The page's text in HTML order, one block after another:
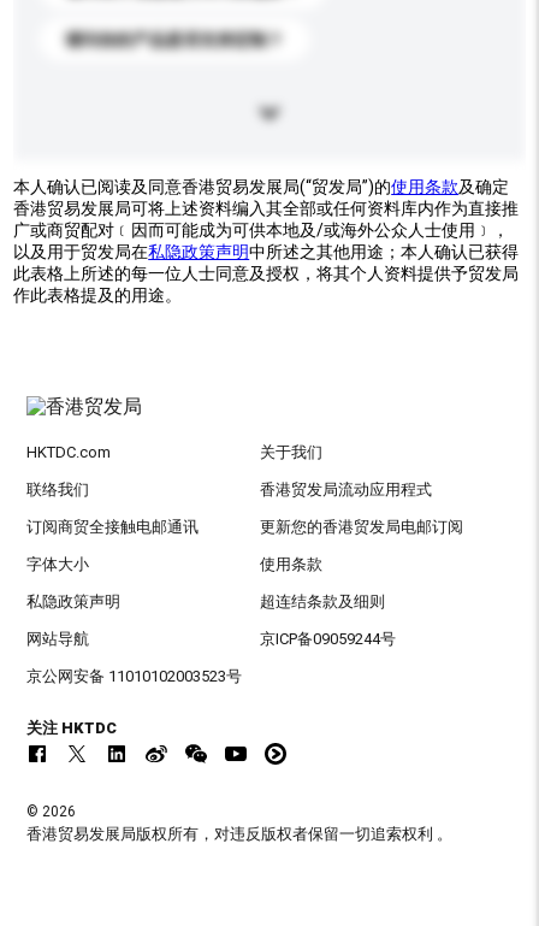
请问你的产品是否支持定制？
本人确认已阅读及同意香港贸易发展局(“贸发局”)的使用条款及确定
香港贸易发展局可将上述资料编入其全部或任何资料库内作为直接推
广或商贸配对﹝因而可能成为可供本地及/或海外公众人士使用﹞，
以及用于贸发局在私隐政策声明中所述之其他用途；本人确认已获得
此表格上所述的每一位人士同意及授权，将其个人资料提供予贸发局
作此表格提及的用途。
HKTDC.com 关于我们
联络我们 香港贸发局流动应用程式
订阅商贸全接触电邮通讯 更新您的香港贸发局电邮订阅
字体大小 使用条款
私隐政策声明 超连结条款及细则
网站导航 京ICP备09059244号
京公网安备 11010102003523号
关注 HKTDC
© 2026
香港贸易发展局版权所有，对违反版权者保留一切追索权利 。